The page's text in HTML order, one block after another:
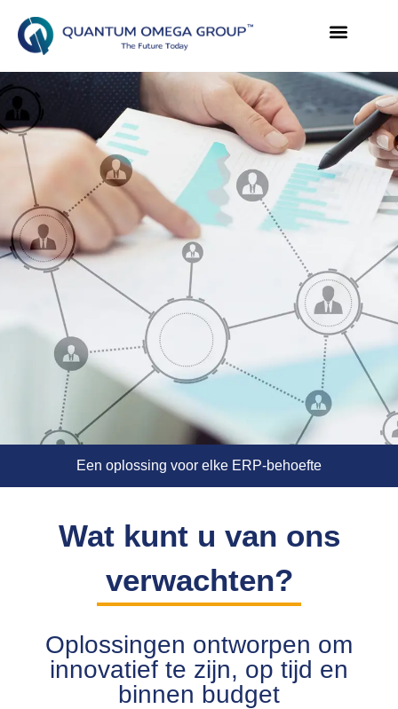
Een oplossing voor elke ERP-behoefte
Wat kunt u van ons
verwachten?
Oplossingen ontworpen om
innovatief te zijn, op tijd en
binnen budget